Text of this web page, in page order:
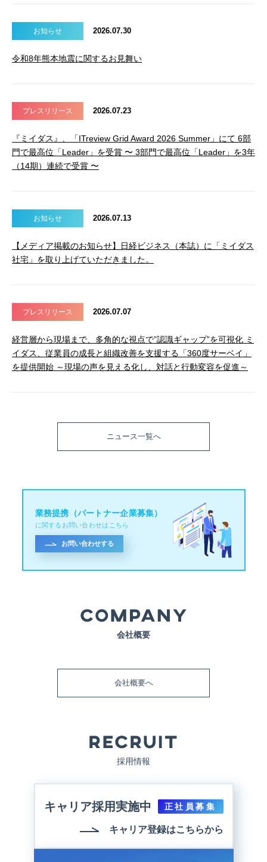
お知らせ 2026.07.30
令和8年熊本地震に関するお見舞い
プレスリリース 2026.07.23
『ミイダス』、「ITreview Grid Award 2026 Summer」にて 6部
門で最高位「Leader」を受賞 〜 3部門で最高位「Leader」を3年
（14期）連続で受賞 〜
お知らせ 2026.07.13
【メディア掲載のお知らせ】日経ビジネス（本誌）に「ミイダス
社宅」を取り上げていただきました。
プレスリリース 2026.07.07
経営層から現場まで、多角的な視点で”認識ギャップ”を可視化 ミ
イダス、従業員の成長と組織改善を支援する「360度サーベイ」
を提供開始 ～現場の声を見える化し、対話と行動変容を促進～
ニュース一覧へ
業務提携（パートナー企業募集）
に関するお問い合わせはこちら
お問い合わせする
会社概要
会社概要へ
採用情報
キャリア採用実施中 正社員募集
キャリア登録はこちらから